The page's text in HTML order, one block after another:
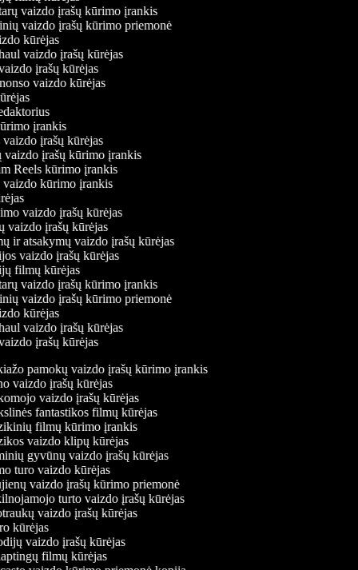
vaizdo įrašų kūrimo įrankis
vaizdo įrašų kūrimo priemonė
kūrėjas
vaizdo įrašų kūrėjas
įrašų kūrėjas
vaizdo kūrėjas
įrankis
vaizdo įrašų kūrėjas
vaizdo įrašų kūrimo įrankis
Reels kūrimo įrankis
vaizdo kūrimo įrankis
vaizdo įrašų kūrėjas
vaizdo įrašų kūrėjas
ir atsakymų vaizdo įrašų kūrėjas
vaizdo įrašų kūrėjas
filmų kūrėjas
vaizdo įrašų kūrimo įrankis
vaizdo įrašų kūrimo priemonė
kūrėjas
vaizdo įrašų kūrėjas
įrašų kūrėjas
pamokų vaizdo įrašų kūrimo įrankis
vaizdo įrašų kūrėjas
vaizdo įrašų kūrėjas
fantastikos filmų kūrėjas
filmų kūrimo įrankis
vaizdo klipų kūrėjas
gyvūnų vaizdo įrašų kūrėjas
turo vaizdo kūrėjas
vaizdo įrašų kūrimo priemonė
turto vaizdo įrašų kūrėjas
vaizdo įrašų kūrėjas
kūrėjas
vaizdo įrašų kūrėjas
filmų kūrėjas